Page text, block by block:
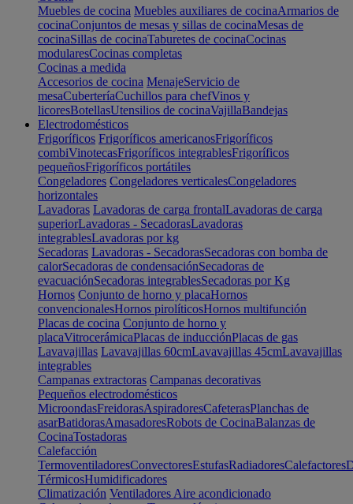
Muebles de cocina Muebles auxiliares de cocinaArmarios de
cocinaConjuntos de mesas y sillas de cocinaMesas de
cocinaSillas de cocinaTaburetes de cocinaCocinas
modularesCocinas completas
Cocinas a medida
Accesorios de cocina MenajeServicio de
mesaCuberteríaCuchillos para chefVinos y
licoresBotellasUtensilios de cocinaVajillaBandejas
Electrodomésticos
Frigoríficos Frigoríficos americanosFrigoríficos
combiVinotecasFrigoríficos integrablesFrigoríficos
pequeñosFrigoríficos portátiles
Congeladores Congeladores verticalesCongeladores
horizontales
Lavadoras Lavadoras de carga frontalLavadoras de carga
superiorLavadoras - SecadorasLavadoras
integrablesLavadoras por kg
Secadoras Lavadoras - SecadorasSecadoras con bomba de
calorSecadoras de condensaciónSecadoras de
evacuaciónSecadoras integrablesSecadoras por Kg
Hornos Conjunto de horno y placaHornos
convencionalesHornos pirolíticosHornos multifunción
Placas de cocina Conjunto de horno y
placaVitrocerámicaPlacas de inducciónPlacas de gas
Lavavajillas Lavavajillas 60cmLavavajillas 45cmLavavajillas
integrables
Campanas extractoras Campanas decorativas
Pequeños electrodomésticos
MicroondasFreidorasAspiradoresCafeterasPlanchas de
asarBatidorasAmasadoresRobots de CocinaBalanzas de
CocinaTostadoras
Calefacción
TermoventiladoresConvectoresEstufasRadiadoresCalefactores
TérmicosHumidificadores
Climatización Ventiladores Aire acondicionado